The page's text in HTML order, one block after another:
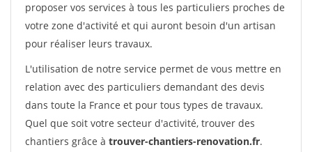
proposer vos services à tous les particuliers proches de
votre zone d'activité et qui auront besoin d'un artisan
pour réaliser leurs travaux.
L'utilisation de notre service permet de vous mettre en
relation avec des particuliers demandant des devis
dans toute la France et pour tous types de travaux.
Quel que soit votre secteur d'activité, trouver des
chantiers grâce à trouver-chantiers-renovation.fr.